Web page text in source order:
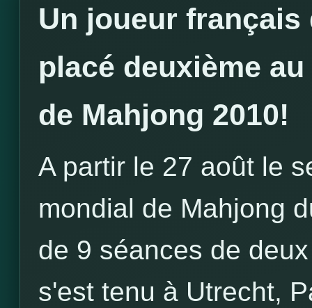
Un joueur français
placé deuxième
de Mahjong 2010!
A partir le 27 août le
mondial de Mahjong
de 9 séances de
s'est tenu à Utrecht,